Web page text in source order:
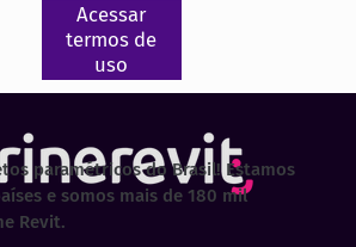
Acessar
termos de
uso
paramétricos do Brasil! Estamos
e somos mais de 180 mil
Revit.